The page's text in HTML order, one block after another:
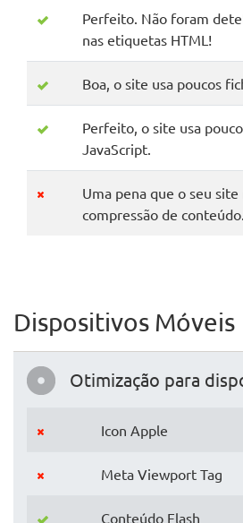
Perfeito. Não foram
nas etiquetas HTML!
Boa, o site usa poucos
Perfeito, o site usa
JavaScript.
Uma pena que o seu
compressão de conteúdo.
Dispositivos Móveis
Otimização para
Icon Apple
Meta Viewport Tag
Conteúdo Flash